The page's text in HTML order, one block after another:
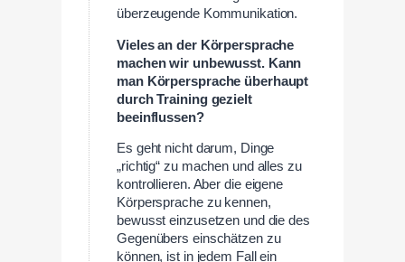
überzeugende Kommunikation.
Vieles an der Körpersprache
machen wir unbewusst. Kann
man Körpersprache überhaupt
durch Training gezielt
beeinflussen?
Es geht nicht darum, Dinge
„richtig“ zu machen und alles zu
kontrollieren. Aber die eigene
Körpersprache zu kennen,
bewusst einzusetzen und die des
Gegenübers einschätzen zu
können, ist in jedem Fall ein